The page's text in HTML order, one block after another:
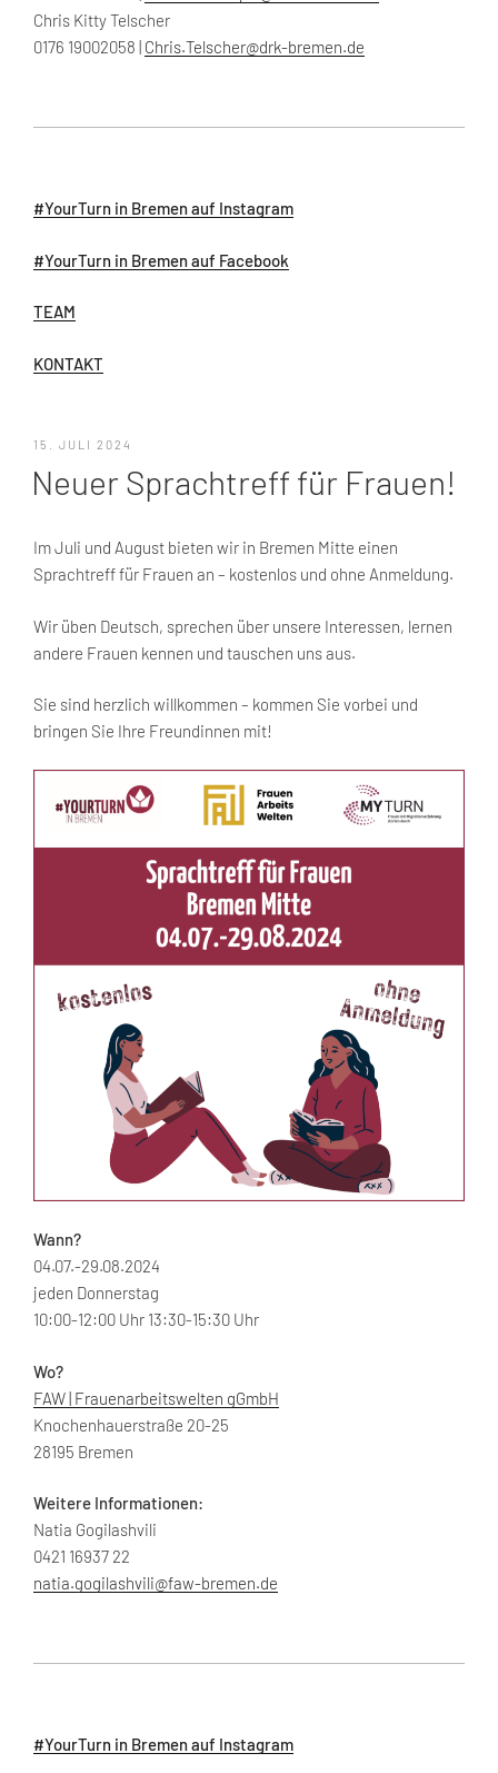
Chris Kitty Telscher
0176 19002058 | Chris.Telscher@drk-bremen.de
#YourTurn in Bremen auf Instagram
#YourTurn in Bremen auf Facebook
TEAM
KONTAKT
VERÖFFENTLICHT
15. JULI 2024
Neuer Sprachtreff für Frauen!
Im Juli und August bieten wir in Bremen Mitte einen
Sprachtreff für Frauen an – kostenlos und ohne Anmeldung.
Wir üben Deutsch, sprechen über unsere Interessen, lernen
andere Frauen kennen und tauschen uns aus.
Sie sind herzlich willkommen – kommen Sie vorbei und
bringen Sie Ihre Freundinnen mit!
Wann?
04.07.-29.08.2024
jeden Donnerstag
10:00-12:00 Uhr 13:30-15:30 Uhr
Wo?
FAW | Frauenarbeitswelten gGmbH
Knochenhauerstraße 20-25
28195 Bremen
Weitere Informationen:
Natia Gogilashvili
0421 16937 22
natia.gogilashvili@faw-bremen.de
#YourTurn in Bremen auf Instagram